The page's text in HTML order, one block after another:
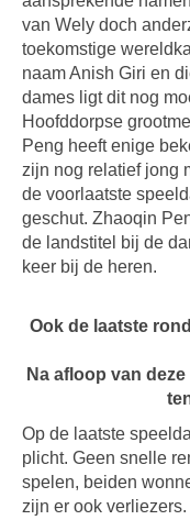
van Wely doch
toekomstige
naam Anish Giri en
dames ligt dit nog
Hoofddorpse
Peng heeft enige
zijn nog relatief jong
de voorlaatste
geschut. Zhaoqin
de landstitel bij de
keer bij de heren.
Ook de laatste
Na afloop van
Op de laatste
plicht. Geen snelle
spelen, beiden
zijn er ook